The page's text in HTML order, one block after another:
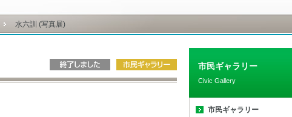
水六訓 (写真展)
市民ギャラリー
Civic Gallery
市民ギャラリー